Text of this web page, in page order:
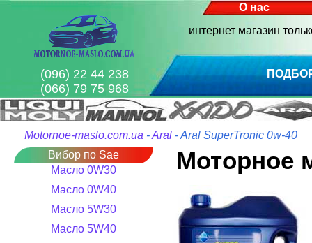
О нас
интернет магазин
(096) 22 44 238
(066) 79 75 968
Motornoe-maslo.com.ua -Aral - Aral SuperTronic 0w-40
Вибор по Sae
Масло 0W30
Масло 0W40
Масло 5W30
Масло 5W40
Моторное